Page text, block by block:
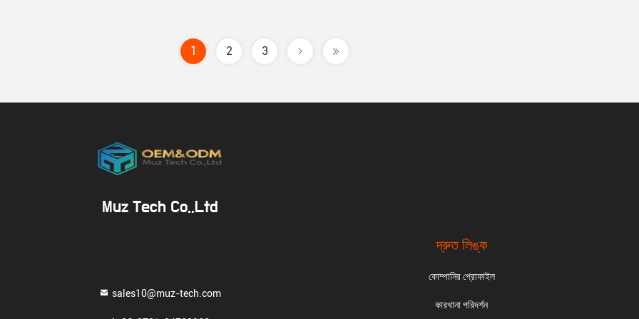
1 2 3
Muz Tech Co.,Ltd
sales10@muz-tech.com
দ্রুত লিঙ্ক
কোম্পানির প্রোফাইল
কারখানা পরিদর্শন